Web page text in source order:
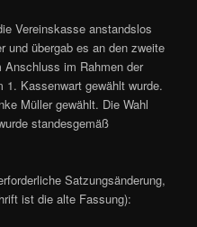
Vereinskasse anstandslos
und übergab es an den zweite
im Rahmen der
1. Kassenwart gewählt wurde.
Müller gewählt. Die Wahl
standesgemäß
Satzungsänderung,
ist die alte Fassung):